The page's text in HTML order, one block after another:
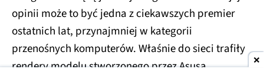
opinii może to być jedna z ciekawszych premier
ostatnich lat, przynajmniej w kategorii
przenośnych komputerów. Właśnie do sieci trafiły
rendery modelu stworzonego przez Asusa.